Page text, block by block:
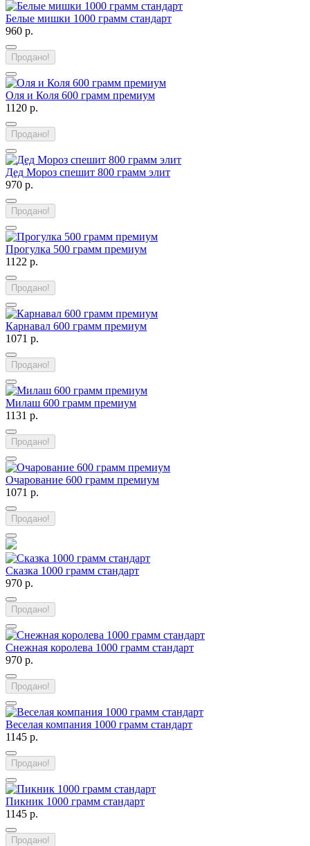
Белые мишки 1000 грамм стандарт
960 р.
Продано!
Оля и Коля 600 грамм премиум
1120 р.
Продано!
Дед Мороз спешит 800 грамм элит
970 р.
Продано!
Прогулка 500 грамм премиум
1122 р.
Продано!
Карнавал 600 грамм премиум
1071 р.
Продано!
Милаш 600 грамм премиум
1131 р.
Продано!
Очарование 600 грамм премиум
1071 р.
Продано!
Сказка 1000 грамм стандарт
970 р.
Продано!
Снежная королева 1000 грамм стандарт
970 р.
Продано!
Веселая компания 1000 грамм стандарт
1145 р.
Продано!
Пикник 1000 грамм стандарт
1145 р.
Продано!